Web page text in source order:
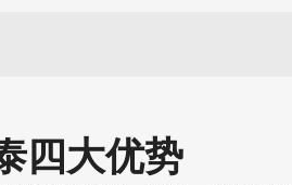
四大优势